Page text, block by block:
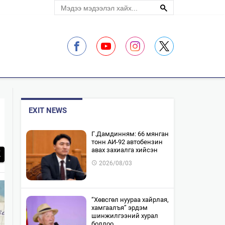
EXIT NEWS
​Г.Дамдинням: 66 мянган
тонн АИ-92 автобензин
авах захиалга хийсэн
2026/08/03
“Хөвсгөл нуураа хайрлая,
хамгаалъя” эрдэм
шинжилгээний хурал